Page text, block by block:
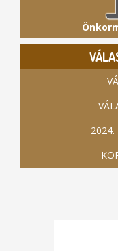
2024.